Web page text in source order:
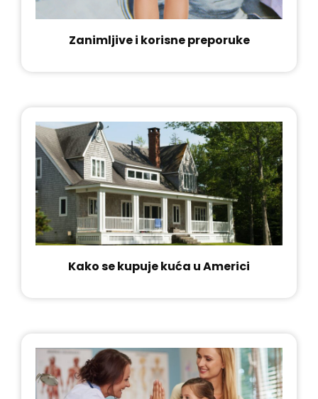
Zanimljive i korisne preporuke
Kako se kupuje kuća u Americi